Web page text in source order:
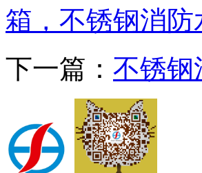
箱，不锈钢消防
下一篇： 不锈钢